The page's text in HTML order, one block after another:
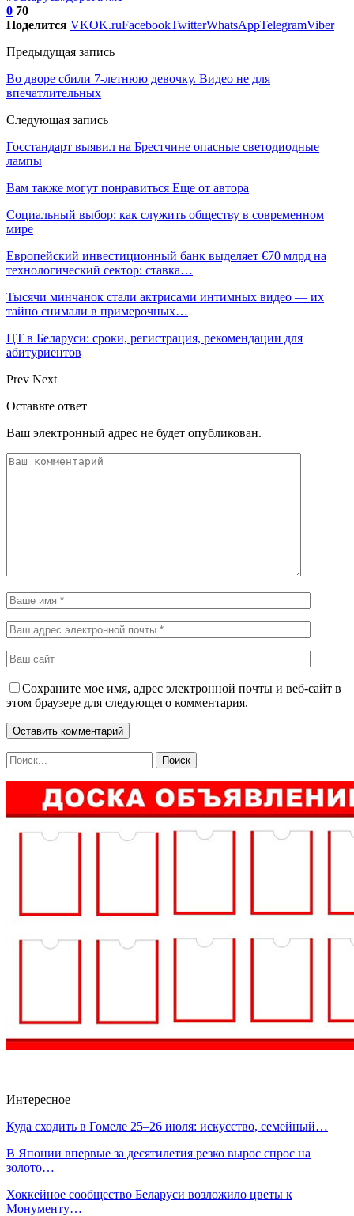
0 70
Поделится VKOK.ruFacebookTwitterWhatsAppTelegramViber
Предыдущая запись
Во дворе сбили 7-летнюю девочку. Видео не для
впечатлительных
Следующая запись
Госстандарт выявил на Брестчине опасные светодиодные
лампы
Вам также могут понравиться Еще от автора
Социальный выбор: как служить обществу в современном
мире
Европейский инвестиционный банк выделяет €70 млрд на
технологический сектор: ставка…
Тысячи минчанок стали актрисами интимных видео — их
тайно снимали в примерочных…
ЦТ в Беларуси: сроки, регистрация, рекомендации для
абитуриентов
Prev Next
Оставьте ответ
Ваш электронный адрес не будет опубликован.
Сохраните мое имя, адрес электронной почты и веб-сайт в
этом браузере для следующего комментария.
Интересное
Куда сходить в Гомеле 25–26 июля: искусство, семейный…
В Японии впервые за десятилетия резко вырос спрос на
золото…
Хоккейное сообщество Беларуси возложило цветы к
Монументу…